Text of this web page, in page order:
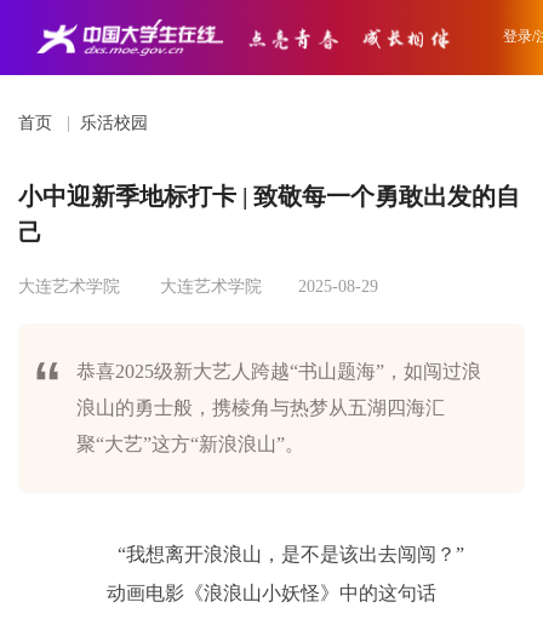
登录/
首页 乐活校园
小中迎新季地标打卡 | 致敬每一个勇敢出发的自
己
大连艺术学院 大连艺术学院 2025-08-29
恭喜2025级新大艺人跨越“书山题海”，如闯过浪
浪山的勇士般，携棱角与热梦从五湖四海汇
聚“大艺”这方“新浪浪山”。
“我想离开浪浪山，是不是该出去闯闯？”
动画电影《浪浪山小妖怪》中的这句话